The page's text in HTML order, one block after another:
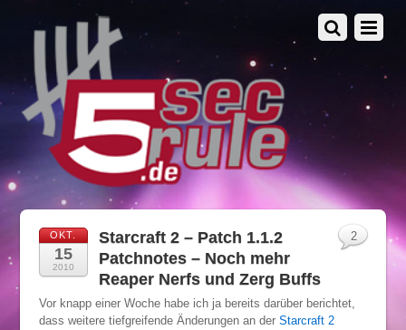
OKT.
15
2010
Starcraft 2 – Patch 1.1.2
Patchnotes – Noch mehr
Reaper Nerfs und Zerg Buffs
Vor knapp einer Woche habe ich ja bereits darüber berichtet,
dass weitere tiefgreifende Änderungen an der Starcraft 2
2